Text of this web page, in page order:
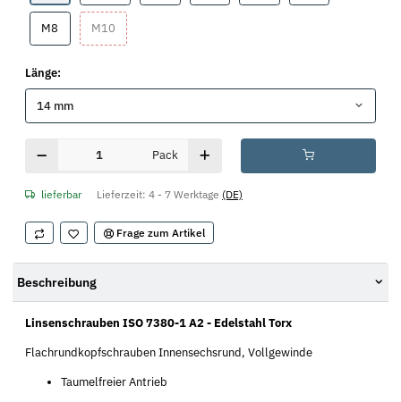
M8 M10M10
Länge:
14 mm
Pack
lieferbar Lieferzeit: 4 - 7 Werktage (DE)
Frage zum Artikel
Beschreibung
Linsenschrauben ISO 7380-1 A2 - Edelstahl Torx
Flachrundkopfschrauben Innensechsrund, Vollgewinde
Taumelfreier Antrieb